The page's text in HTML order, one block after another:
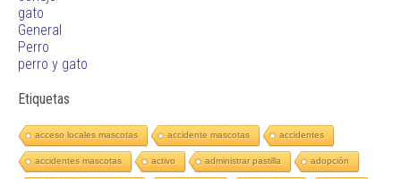
gato
General
Perro
perro y gato
Etiquetas
acceso locales mascotas accidente mascotas accidentes
accidentes mascotas activo administrar pastilla adopción